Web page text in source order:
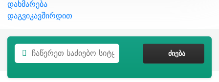
დახმარება
დაგვიკავშირდით
ᲫᲘᲔᲑᲐ